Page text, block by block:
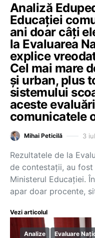
Analiză
Educației
ani doar câți
la Evaluarea
explice
Cel mai mare
și urban, plus
sistemului
aceste
comunicatele
Mihai Peticilă 3
Rezultatele de la
de contestații, au
Ministerul Educației.
apar doar procente,
Vezi articolul
Analize Evaluare